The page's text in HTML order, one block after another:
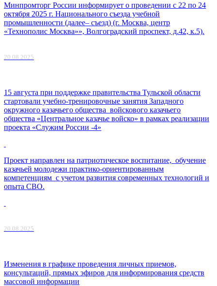
Минпромторг России информирует о проведении с 22 по 24
октября 2025 г. Национального съезда учебной
промышленности (далее– съезд) (г. Москва, центр
«Технополис Москва»», Волгоградский проспект, д.42, к.5).
20.08.2025
15 августа при поддержке правительства Тульской области
стартовали учебно-тренировочные занятия Западного
окружного казачьего общества войскового казачьего
общества «Центральное казачье войско» в рамках реализации
проекта «Служим России -4»
Проект направлен на патриотическое воспитание, обучение
казачьей молодежи практико-ориентированным
компетенциям с учетом развития современных технологий и
опыта СВО.
20.08.2025
Изменения в графике проведения личных приемов,
консультаций, прямых эфиров для информирования средств
массовой информации